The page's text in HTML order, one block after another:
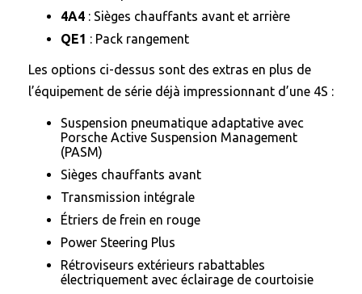
4A4 : Sièges chauffants avant et arrière
QE1 : Pack rangement
Les options ci-dessus sont des extras en plus de
l’équipement de série déjà impressionnant d’une 4S :
Suspension pneumatique adaptative avec
Porsche Active Suspension Management
(PASM)
Sièges chauffants avant
Transmission intégrale
Étriers de frein en rouge
Power Steering Plus
Rétroviseurs extérieurs rabattables
électriquement avec éclairage de courtoisie